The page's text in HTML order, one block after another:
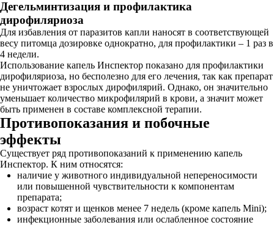
Дегельминтизация и профилактика
дирофиляриоза
Для избавления от паразитов капли наносят в соответствующей
весу питомца дозировке однократно, для профилактики – 1 раз в
4 недели.
Использование капель Инспектор показано для профилактики
дирофиляриоза, но бесполезно для его лечения, так как препарат
не уничтожает взрослых дирофилярий. Однако, он значительно
уменьшает количество микрофилярий в крови, а значит может
быть применен в составе комплексной терапии.
Противопоказания и побочные
эффекты
Существует ряд противопоказаний к применению капель
Инспектор. К ним относятся:
наличие у животного индивидуальной непереносимости
или повышенной чувствительности к компонентам
препарата;
возраст котят и щенков менее 7 недель (кроме капель Mini);
инфекционные заболевания или ослабленное состояние